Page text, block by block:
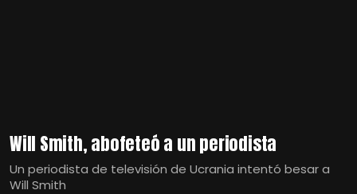
Will Smith, abofeteó a un periodista
Un periodista de televisión de Ucrania intentó besar a
Will Smith